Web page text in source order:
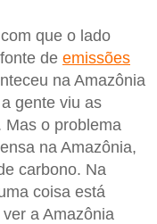
que o lado
de emissões
na Amazônia
gente viu as
Mas o problema
na Amazônia,
carbono. Na
coisa está
a Amazônia